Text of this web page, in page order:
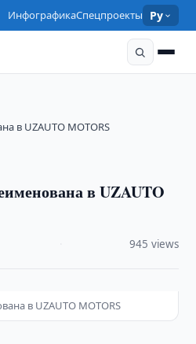
ИнфографикаСпецпроекты Ру
в UZAUTO MOTORS
в UZAUTO
945 views
в UZAUTO MOTORS